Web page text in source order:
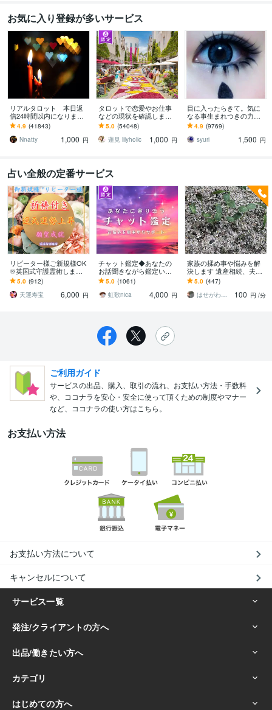
お気に入り登録が多いサービス
リアルタロット 本日返
信24時間以内になります
❤︎タイトルをご確認くださ
い❤︎
4.9 (41843)
Nnatty
1,000 円
タロットで恋愛やお仕事
などの現状を確認します
アドバイスもしっかりお
届けしますので安心して
ください♡
5.0 (54048)
蓮見 lilyholic
1,000 円
目に入ったらきて。気に
なる事生まれつきの力で
視ます 視ましょう恋愛や
仕事などこの先など
4.9 (9769)
syuri
1,500 円
占い全般の定番サービス
リピーター様ご新規様OK
♾️英国式守護霊術します 2
万円2時間祈祷も無料付
き！運気上昇＆願望成就
の御力を授与
5.0 (912)
天運寿宝
6,000 円
チャット鑑定◆あなたの
お話聞きながら鑑定いた
します 霊能霊視＋タロッ
ト⌘今すぐ答えが欲しい
方お応えします
5.0 (1061)
虹歌nica
4,000 円
家族の揉め事や悩みを解
決します 遺産相続、夫婦
関係、親、親戚、兄弟、
子供等、なんでもOK。
5.0 (447)
はせがわ けい
100 円 /分
ご利用ガイド
サービスの出品、購入、取引の流れ、お支払い方法・手数料
や、ココナラを安心・安全に使って頂くための制度やマナー
など、ココナラの使い方はこちら。
お支払い方法
お支払い方法について
キャンセルについて